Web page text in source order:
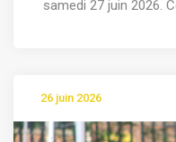
samedi 27 juin 2026.
26 juin 2026